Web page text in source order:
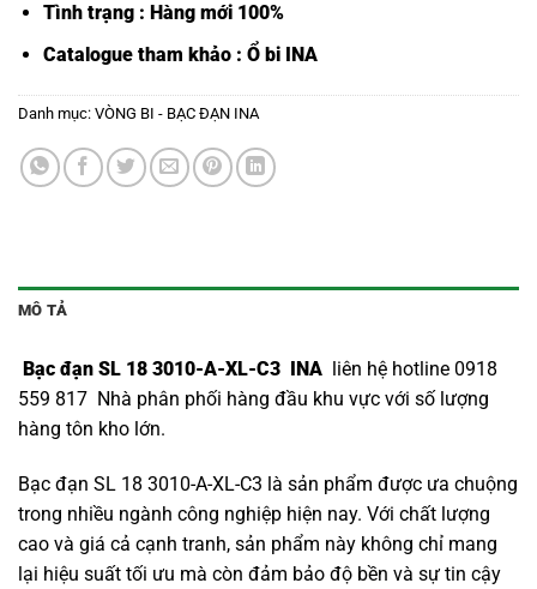
Tình trạng : Hàng mới 100%
Catalogue tham khảo : Ổ bi INA
Danh mục: VÒNG BI - BẠC ĐẠN INA
MÔ TẢ
Bạc đạn SL 18 3010-A-XL-C3 INA liên hệ hotline 0918
559 817 Nhà phân phối hàng đầu khu vực với số lượng
hàng tôn kho lớn.
Bạc đạn SL 18 3010-A-XL-C3 là sản phẩm được ưa chuộng
trong nhiều ngành công nghiệp hiện nay. Với chất lượng
cao và giá cả cạnh tranh, sản phẩm này không chỉ mang
lại hiệu suất tối ưu mà còn đảm bảo độ bền và sự tin cậy